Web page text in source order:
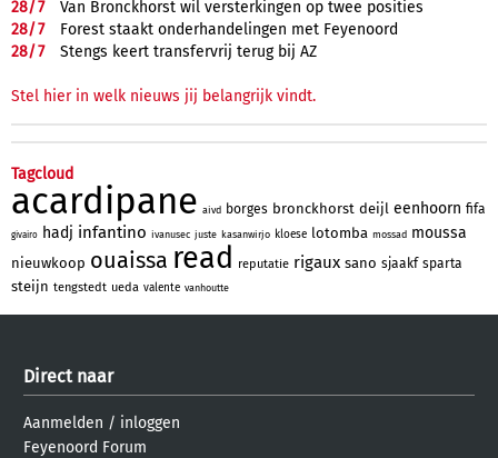
28/7
Van Bronckhorst wil versterkingen op twee posities
28/7
Forest staakt onderhandelingen met Feyenoord
28/7 Stengs keert transfervrij terug bij AZ
Stel hier in welk nieuws jij belangrijk vindt.
Tagcloud
acardipane aivd borges bronckhorst deijl eenhoorn fifa
givairo hadj infantino ivanusec juste kasanwirjo kloese lotomba mossad moussa
nieuwkoop ouaissa read reputatie rigaux sano sjaakf sparta
steijn tengstedt ueda valente vanhoutte
Direct naar
Aanmelden / inloggen
Feyenoord Forum